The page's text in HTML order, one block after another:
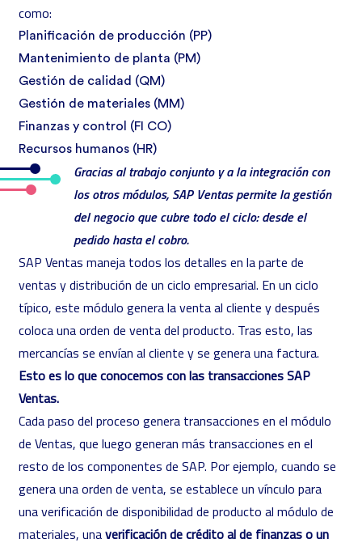
como:
Planificación de producción (PP)
Mantenimiento de planta (PM)
Gestión de calidad (QM)
Gestión de materiales (MM)
Finanzas y control (FI CO)
Recursos humanos (HR)
Gracias al trabajo conjunto y a la integración con
los otros módulos, SAP Ventas permite la gestión
del negocio que cubre todo el ciclo: desde el
pedido hasta el cobro.
SAP Ventas maneja todos los detalles en la parte de
ventas y distribución de un ciclo empresarial. En un ciclo
típico, este módulo genera la venta al cliente y después
coloca una orden de venta del producto. Tras esto, las
mercancías se envían al cliente y se genera una factura.
Esto es lo que conocemos con las transacciones SAP
Ventas.
Cada paso del proceso genera transacciones en el módulo
de Ventas, que luego generan más transacciones en el
resto de los componentes de SAP. Por ejemplo, cuando se
genera una orden de venta, se establece un vínculo para
una verificación de disponibilidad de producto al módulo de
materiales, unaverificación de crédito al de finanzas o un